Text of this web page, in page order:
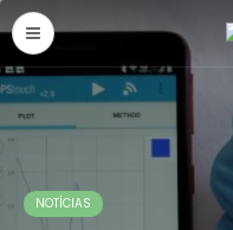
NOTÍCIAS